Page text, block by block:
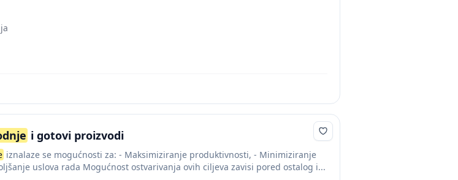
i gotovi proizvodi
iznalaze se mogućnosti za: - Maksimiziranje produktivnosti, - Minimiziranje
uslova rada Mogućnost ostvarivanja ovih ciljeva zavisi pored ostalog i...